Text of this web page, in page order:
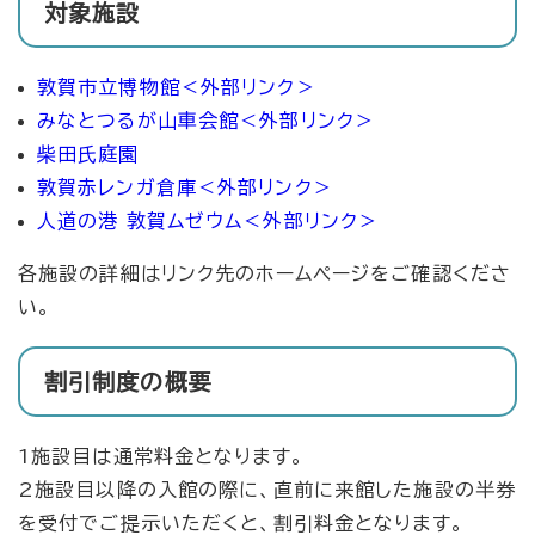
対象施設
敦賀市立博物館＜外部リンク＞
みなとつるが山車会館＜外部リンク＞
柴田氏庭園
敦賀赤レンガ倉庫＜外部リンク＞
人道の港 敦賀ムゼウム ＜外部リンク＞
各施設の詳細はリンク先のホームページをご確認くださ
い。
割引制度の概要
1施設目は通常料金となります。
2施設目以降の入館の際に、直前に来館した施設の半券
を受付でご提示いただくと、割引料金となります。